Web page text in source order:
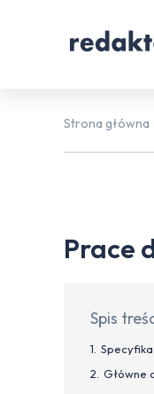
Strona główna
Prace
Spis
Główne